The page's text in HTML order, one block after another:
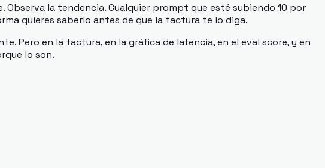
la tendencia. Cualquier prompt que esté subiendo 10 por
quieres saberlo antes de que la factura te lo diga.
Pero en la factura, en la gráfica de latencia, en el eval score, y en
lo son.